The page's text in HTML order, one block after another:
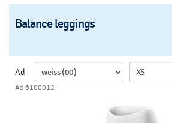
Balance leggings
Ad
Ad 6100012